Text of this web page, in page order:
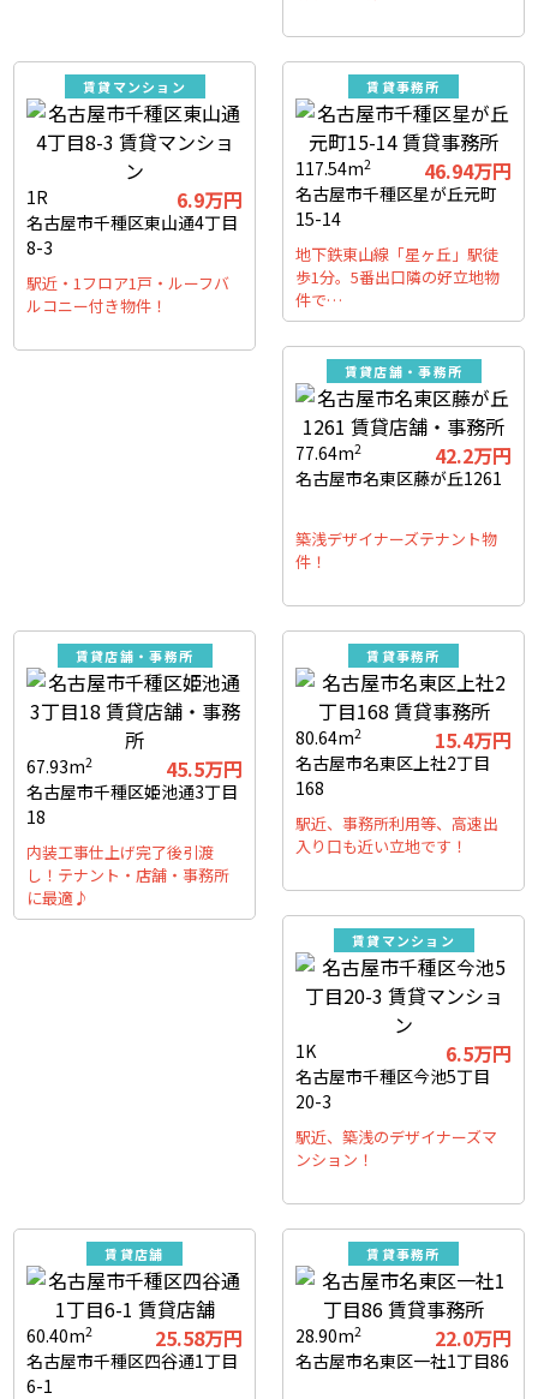
賃貸マンション
1R 6.9万円
名古屋市千種区東山通4丁目
8-3
駅近・1フロア1戸・ルーフバ
ルコニー付き物件！
賃貸事務所
117.54m2 46.94万円
名古屋市千種区星が丘元町
15-14
地下鉄東山線「星ヶ丘」駅徒
歩1分。5番出口隣の好立地物
件で…
賃貸店舗・事務所
77.64m2 42.2万円
名古屋市名東区藤が丘1261
築浅デザイナーズテナント物
件！
賃貸店舗・事務所
67.93m2 45.5万円
名古屋市千種区姫池通3丁目
18
内装工事仕上げ完了後引渡
し！テナント・店舗・事務所
に最適♪
賃貸事務所
80.64m2 15.4万円
名古屋市名東区上社2丁目
168
駅近、事務所利用等、高速出
入り口も近い立地です！
賃貸マンション
1K 6.5万円
名古屋市千種区今池5丁目
20-3
駅近、築浅のデザイナーズマ
ンション！
賃貸店舗
60.40m2 25.58万円
名古屋市千種区四谷通1丁目
6-1
賃貸事務所
28.90m2 22.0万円
名古屋市名東区一社1丁目86